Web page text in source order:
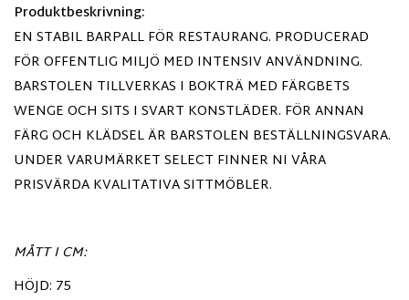
Produktbeskrivning:
EN STABIL BARPALL FÖR RESTAURANG. PRODUCERAD
FÖR OFFENTLIG MILJÖ MED INTENSIV ANVÄNDNING.
BARSTOLEN TILLVERKAS I BOKTRÄ MED FÄRGBETS
WENGE OCH SITS I SVART KONSTLÄDER. FÖR ANNAN
FÄRG OCH KLÄDSEL ÄR BARSTOLEN BESTÄLLNINGSVARA.
UNDER VARUMÄRKET SELECT FINNER NI VÅRA
PRISVÄRDA KVALITATIVA SITTMÖBLER.
MÅTT I CM:
HÖJD: 75